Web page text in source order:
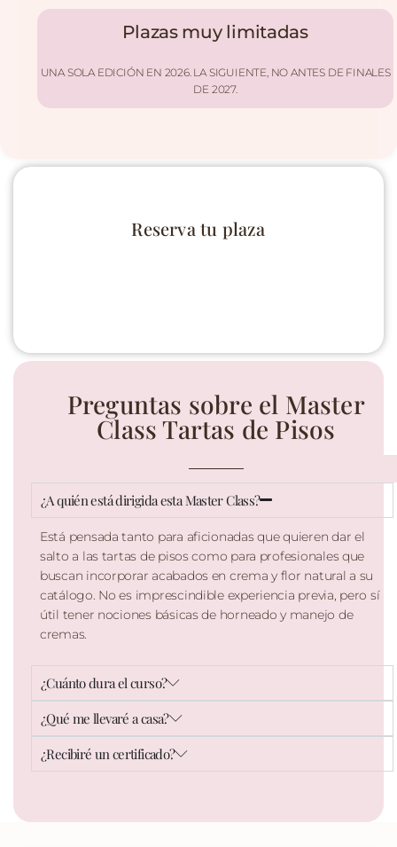
Plazas muy limitadas
UNA SOLA EDICIÓN EN 2026. LA SIGUIENTE, NO ANTES DE FINALES
DE 2027.
Reserva tu plaza
Preguntas sobre el Master
Class Tartas de Pisos
¿A quién está dirigida esta Master Class?
Está pensada tanto para aficionadas que quieren dar el
salto a las tartas de pisos como para profesionales que
buscan incorporar acabados en crema y flor natural a su
catálogo. No es imprescindible experiencia previa, pero sí
útil tener nociones básicas de horneado y manejo de
cremas.
¿Cuánto dura el curso?
¿Qué me llevaré a casa?
¿Recibiré un certificado?